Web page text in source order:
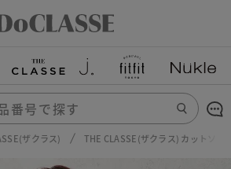
ザクラス) THE CLASSE(ザクラス) カットソー